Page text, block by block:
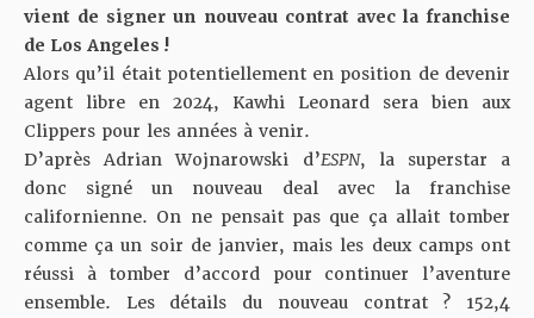
vient de signer un nouveau contrat avec la franchise
de Los Angeles !
Alors qu’il était potentiellement en position de devenir
agent libre en 2024, Kawhi Leonard sera bien aux
Clippers pour les années à venir.
D’après Adrian Wojnarowski d’ESPN, la superstar a
donc signé un nouveau deal avec la franchise
californienne. On ne pensait pas que ça allait tomber
comme ça un soir de janvier, mais les deux camps ont
réussi à tomber d’accord pour continuer l’aventure
ensemble. Les détails du nouveau contrat ? 152,4